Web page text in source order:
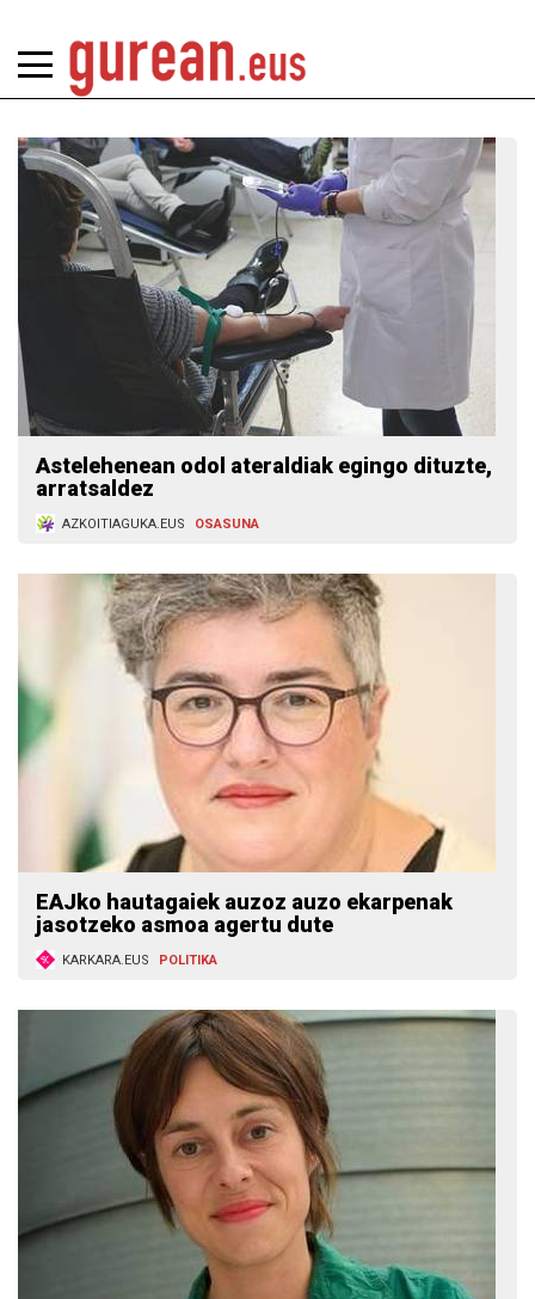
Astelehenean odol ateraldiak egingo dituzte,
arratsaldez
AZKOITIAGUKA.EUS OSASUNA
EAJko hautagaiek auzoz auzo ekarpenak
jasotzeko asmoa agertu dute
KARKARA.EUS POLITIKA